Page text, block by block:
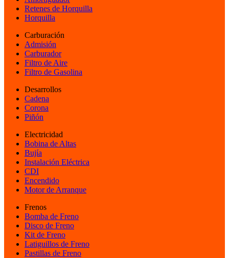
Retenes de Horquilla
Horquilla
Carburación
Admisión
Carburador
Filtro de Aire
Filtro de Gasolina
Desarrollos
Cadena
Corona
Piñón
Electricidad
Bobina de Altas
Bujía
Instalación Eléctrica
CDI
Encendido
Motor de Arranque
Frenos
Bomba de Freno
Disco de Freno
Kit de Freno
Latiguillos de Freno
Pastillas de Freno